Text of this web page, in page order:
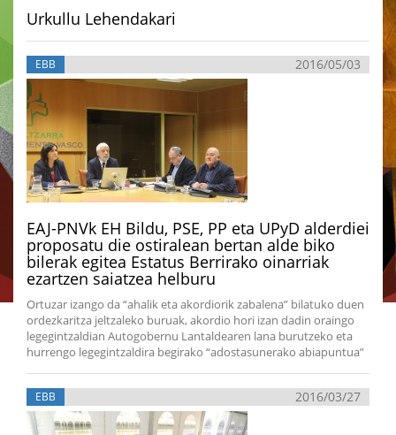
Urkullu Lehendakari
EBB 2016/05/03
EAJ-PNVk EH Bildu, PSE, PP eta UPyD alderdiei
proposatu die ostiralean bertan alde biko
bilerak egitea Estatus Berrirako oinarriak
ezartzen saiatzea helburu
Ortuzar izango da “ahalik eta akordiorik zabalena” bilatuko duen
ordezkaritza jeltzaleko buruak, akordio hori izan dadin oraingo
legegintzaldian Autogobernu Lantaldearen lana burutzeko eta
hurrengo legegintzaldira begirako “adostasunerako abiapuntua”
EBB 2016/03/27